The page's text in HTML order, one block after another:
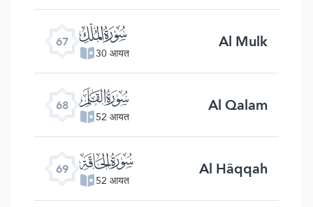
67 ﯰ
30 आयत Al Mulk
68 ﯱ
52 आयत Al Qalam
69 ﯲ
52 आयत Al Hâqqah